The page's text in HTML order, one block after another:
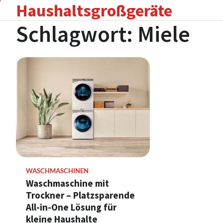
content
Haushaltsgroßgeräte
Schlagwort: Miele
WASCHMASCHINEN
Waschmaschine mit
Trockner – Platzsparende
All-in-One Lösung für
kleine Haushalte